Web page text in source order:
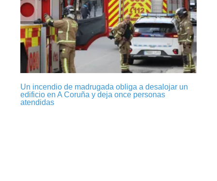
Un incendio de madrugada obliga a desalojar un
edificio en A Coruña y deja once personas
atendidas